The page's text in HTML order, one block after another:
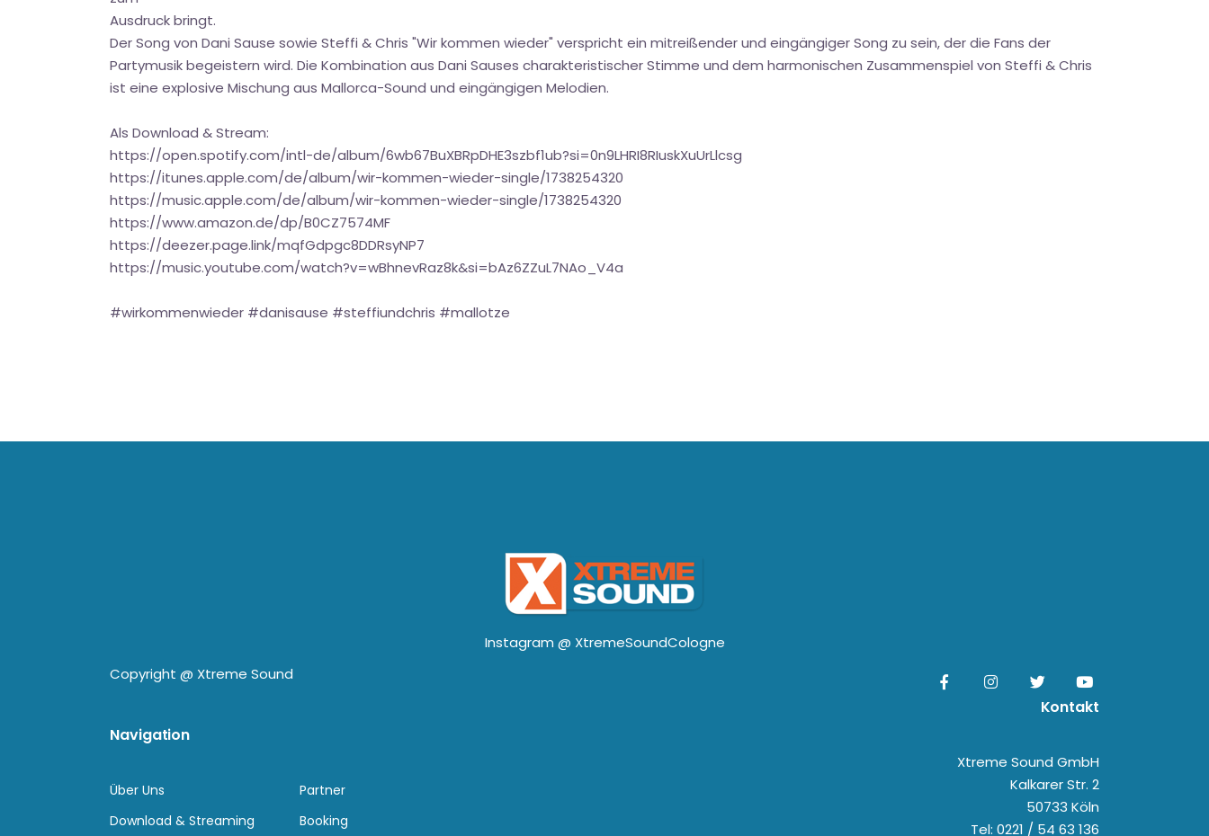
Ausdruck bringt.
Der Song von Dani Sause sowie Steffi & Chris "Wir kommen wieder" verspricht ein mitreißender und eingängiger Song zu sein, der die Fans der
Partymusik begeistern wird. Die Kombination aus Dani Sauses charakteristischer Stimme und dem harmonischen Zusammenspiel von Steffi & Chris
ist eine explosive Mischung aus Mallorca-Sound und eingängigen Melodien.
Als Download & Stream:
https://open.spotify.com/intl-de/album/6wb67BuXBRpDHE3szbf1ub?si=0n9LHRI8RIuskXuUrLlcsg
https://itunes.apple.com/de/album/wir-kommen-wieder-single/1738254320
https://music.apple.com/de/album/wir-kommen-wieder-single/1738254320
https://www.amazon.de/dp/B0CZ7574MF
https://deezer.page.link/mqfGdpgc8DDRsyNP7
https://music.youtube.com/watch?v=wBhnevRaz8k&si=bAz6ZZuL7NAo_V4a
#wirkommenwieder #danisause #steffiundchris #mallotze
Instagram @ XtremeSoundCologne
Copyright @ Xtreme Sound
Navigation
Über Uns
Download & Streaming
Partner
Booking
Kontakt
Xtreme Sound GmbH
Kalkarer Str. 2
50733 Köln
Tel: 0221 / 54 63 136